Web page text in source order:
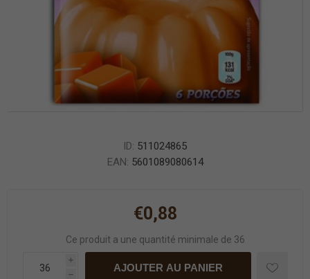
ID: 511024865
EAN: 5601089080614
€0,88
Ce produit a une quantité minimale de 36
i
h
AJOUTER AU PANIER